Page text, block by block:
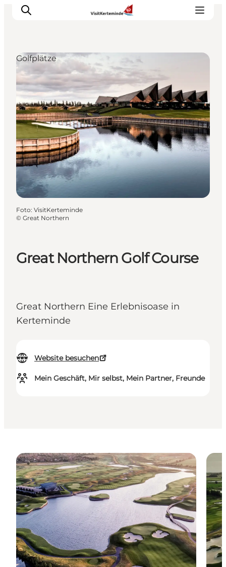
Sehenswürdigkeiten
Aktivitäten
Essen und trinken
Unterkünfte
Reiseplanung
Veranstaltungen
Great Northern Golf Course
Great Northern Eine Erlebnisoase in
Kerteminde
Website besuchen
Mein Geschäft, Mir selbst, Mein Partner, Freunde
Golfplätze
Foto: VisitKerteminde
© Great Northern